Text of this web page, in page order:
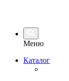
Меню
Каталог